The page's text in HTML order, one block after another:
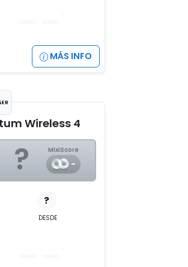
MÁS INFO
Wireless 4
? MixiScore
-
?
DESDE